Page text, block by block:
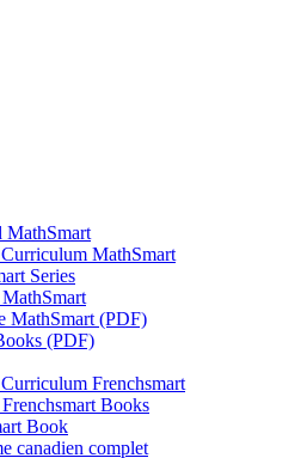
MathSmart
MathSmart
Series
MathSmart (PDF)
(PDF)
Frenchsmart
Books
Book
canadien complet